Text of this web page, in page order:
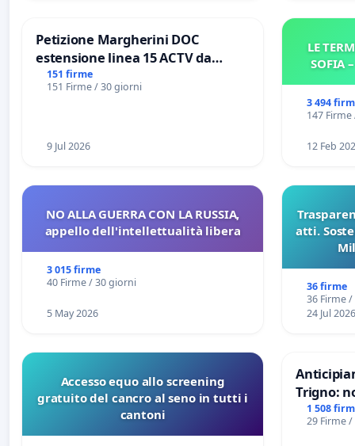
Petizione Margherini DOC
estensione linea 15 ACTV da
Marghera P.zza S. Antonio
all'aeroporto Marco Polo tariffa a
151 firme
151 Firme / 30 giorni
9 Jul 2026
LE
SOFIA
3 494
147
12 Feb
NO ALLA GUERRA CON LA RUSSIA,
appello dell'intellettualità libera
3 015 firme
40 Firme / 30 giorni
5 May 2026
atti.
sulla
36 firme
36 Firme
24 Jul 2026
Accesso equo allo screening
gratuito del cancro al seno in tutti i
cantoni
Trigno:
rallenti
Racanati
1 508
29 Firme